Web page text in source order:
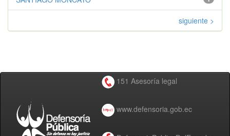
siguiente >
151 Asesoría legal
www.defensoria.gob.ec